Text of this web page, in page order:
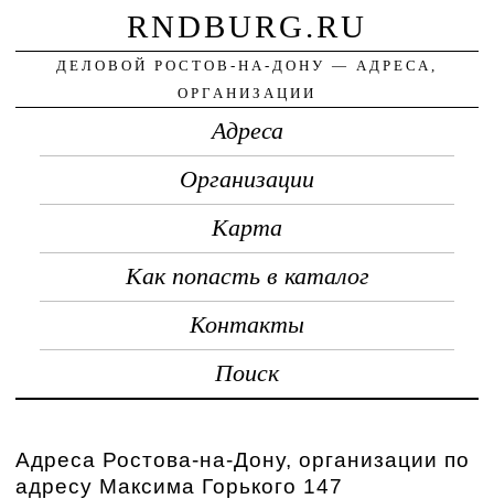
RNDBURG.RU
ДЕЛОВОЙ РОСТОВ-НА-ДОНУ — АДРЕСА,
ОРГАНИЗАЦИИ
Адреса
Организации
Карта
Как попасть в каталог
Контакты
Поиск
Адреса Ростова-на-Дону, организации по
адресу Максима Горького 147